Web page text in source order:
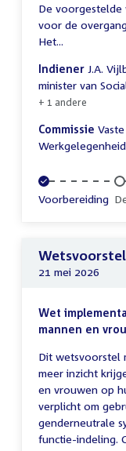
De voorgestelde
voor de
Het...
Indiener J.A.
minister van
+ 1 andere
Commissie
Werkgelegenheid
Voltooid:
Voorbereiding
21 mei 2026
Wet
mannen en
Dit wetsvoorstel
meer inzicht
en vrouwen op
verplicht om
genderneutrale
functie-indeling.